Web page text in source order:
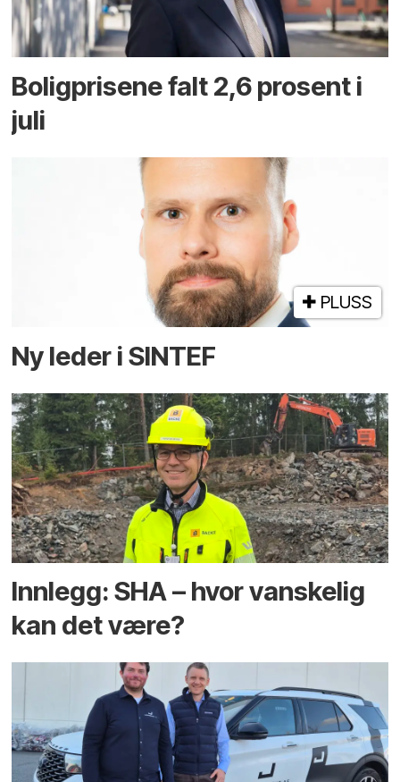
Boligprisene falt 2,6 prosent i
juli
PLUSS
Ny leder i SINTEF
Innlegg: SHA – hvor vanskelig
kan det være?